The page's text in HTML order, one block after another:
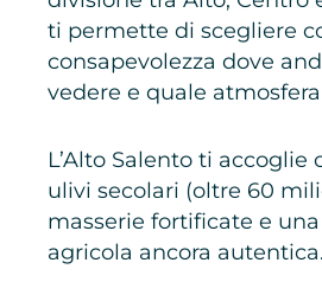
ti permette di scegliere
consapevolezza dove
vedere e quale
L’Alto Salento ti accoglie
ulivi secolari (oltre 60
masserie fortificate e
agricola ancora autentica.